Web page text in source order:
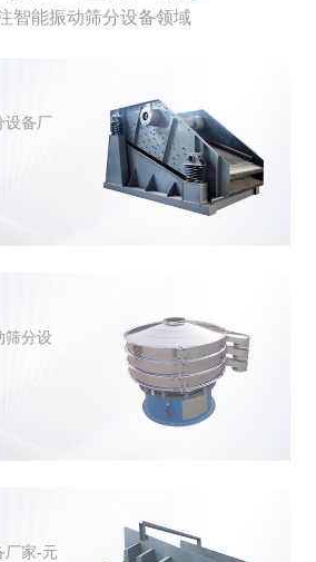
智能振动筛分设备领域
设备厂
筛分设
厂家-元